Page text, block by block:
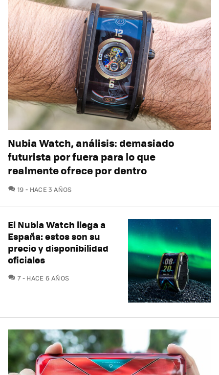
Nubia Watch, análisis: demasiado
futurista por fuera para lo que
realmente ofrece por dentro
19 COMENTARIOS
HACE 3 AÑOS
El Nubia Watch llega a
España: estos son su
precio y disponibilidad
oficiales
7COMENTARIOS
HACE 6 AÑOS